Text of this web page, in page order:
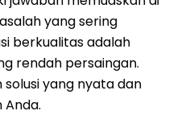
yang sering
berkualitas adalah
rendah persaingan.
yang nyata dan